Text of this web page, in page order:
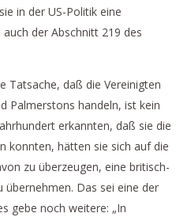
in der US-Politik eine
der Abschnitt 219 des
Tatsache, daß die Vereinigten
Palmerstons handeln, ist kein
erkannten, daß sie die
konnten, hätten sie sich auf die
zu überzeugen, eine britisch-
übernehmen. Das sei eine der
gebe noch weitere: „In